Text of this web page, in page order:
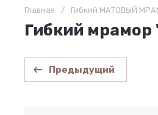
Главная / Гибкий МАТОВЫЙ
Гибкий
Предыдущий